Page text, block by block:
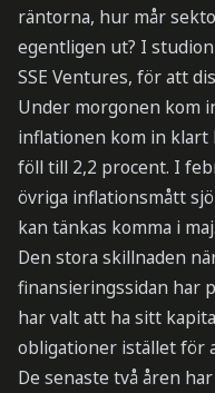
räntorna, hur mår
egentligen ut? I studion
SSE Ventures, för att
Under morgonen kom
inflationen kom in klart
föll till 2,2 procent. I
övriga inflationsmått
kan tänkas komma i maj.
Den stora skillnaden
finansieringssidan har
har valt att ha sitt
obligationer istället för
De senaste två åren